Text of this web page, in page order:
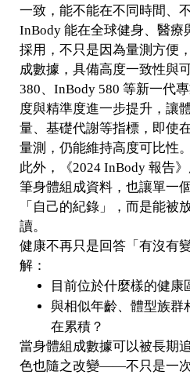
一致，能不能在不同時間、
InBody 能在全球健身、醫療
採用，不只是因為量測方便
成數據，具備高度一致性與
380、InBody 580 等新一代
度與精準度進一步提升，讓
量、基礎代謝等指標，即使
量測，仍能維持高度可比性。
此外，《2024 InBody 報告
筆身體組成資料，也讓單一
「自己的紀錄」，而是能被
讀。
健康不再只是回答「有沒有
解：
目前位於什麼樣的健康
與相似年齡、體型族群
在累積？
當身體組成數據可以被長期
色也隨之改變——不只是一